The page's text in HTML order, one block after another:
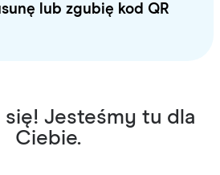
lub zgubię kod QR
się! Jesteśmy tu dla
Ciebie.